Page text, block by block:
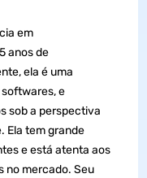
em
anos de
ela é uma
e
sob a perspectiva
Ela tem grande
e está atenta aos
no mercado. Seu